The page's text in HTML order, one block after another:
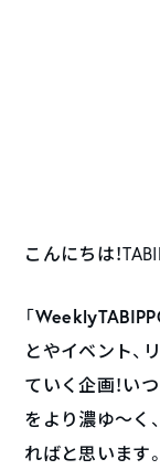
こんにちは！
「
とやイベント、
ていく企画！い
をより濃ゆ〜く
ればと思います。